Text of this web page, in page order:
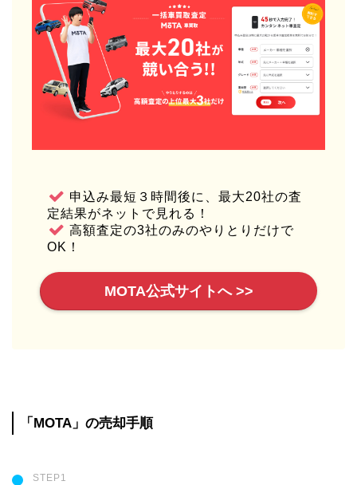
申込み最短３時間後に、最大20社の査
定結果がネットで見れる！
高額査定の3社のみのやりとりだけで
OK！
MOTA公式サイトへ >>
「MOTA」の売却手順
STEP1